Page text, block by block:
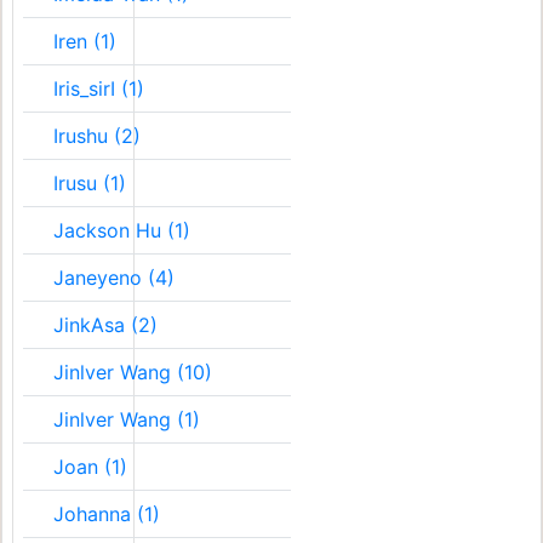
Iren (1)
Iris_sirI (1)
Irushu (2)
Irusu (1)
Jackson Hu (1)
Janeyeno (4)
JinkAsa (2)
Jinlver Wang (10)
Jinlver Wang (1)
Joan (1)
Johanna (1)